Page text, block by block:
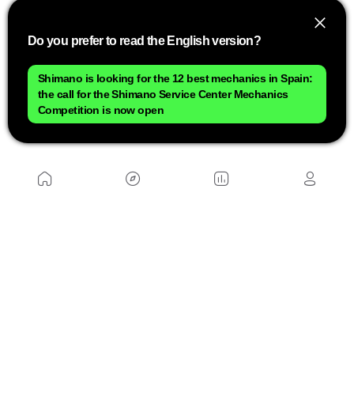
sabremos si aquello fue justo o no, aunque él
siempre defendió su inocencia. Lo que está claro
es que, por encima de cualquier consideración
deportiva, aquellos hombres que recorrían
distancias imposibles tirando con sus piernas de
'maquinaria pesada' eran auténticos titanes.
Do you prefer to read the English version?
Shimano is looking for the 12 best mechanics in Spain:
the call for the Shimano Service Center Mechanics
Competition is now open